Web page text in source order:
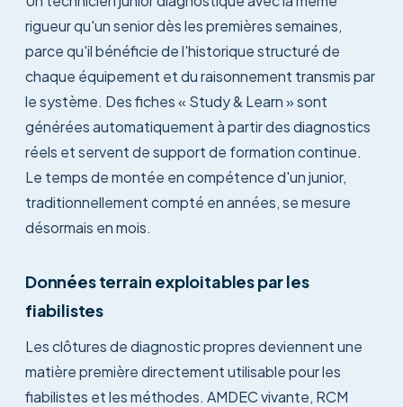
rigueur qu'un senior dès les premières semaines,
parce qu'il bénéficie de l'historique structuré de
chaque équipement et du raisonnement transmis par
le système. Des fiches « Study & Learn » sont
générées automatiquement à partir des diagnostics
réels et servent de support de formation continue.
Le temps de montée en compétence d'un junior,
traditionnellement compté en années, se mesure
désormais en mois.
Données terrain exploitables par les
fiabilistes
Les clôtures de diagnostic propres deviennent une
matière première directement utilisable pour les
fiabilistes et les méthodes. AMDEC vivante, RCM